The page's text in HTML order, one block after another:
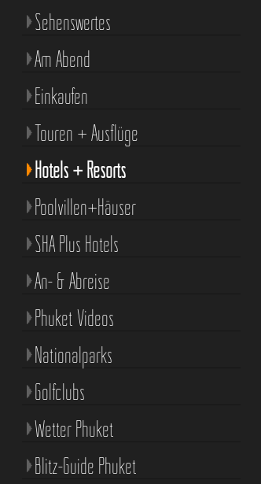
Sehenswertes
Am Abend
Einkaufen
Touren + Ausflüge
Hotels + Resorts
Poolvillen+Häuser
SHA Plus Hotels
An- & Abreise
Phuket Videos
Nationalparks
Golfclubs
Wetter Phuket
Blitz-Guide Phuket